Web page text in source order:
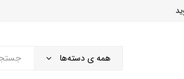
همه ی دسته‌ها